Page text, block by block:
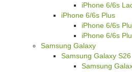
iPhone 6/6s
iPhone 6/6s Plus
iPhone 6/6s
iPhone 6/6s
Samsung Galaxy
Samsung Galaxy S26
Samsung